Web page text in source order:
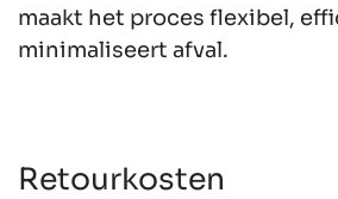
maakt het proces flexibel,
minimaliseert afval.
Retourkosten